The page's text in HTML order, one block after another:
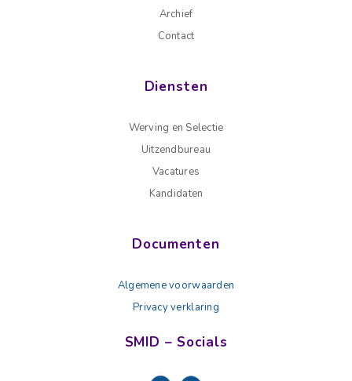
Archief
Contact
Diensten
Werving en Selectie
Uitzendbureau
Vacatures
Kandidaten
Documenten
Algemene voorwaarden
Privacy verklaring
SMID – Socials